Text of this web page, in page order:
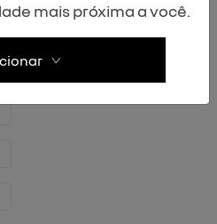
mais próxima a você.